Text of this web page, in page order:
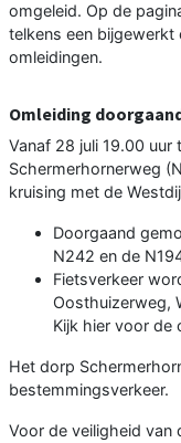
omgeleid. Op de
telkens een
omleidingen.
Omleiding
Vanaf 28 juli 19.00
Schermerhornerweg
kruising met de
Doorgaand
N242 en de
Fietsverkeer
Oosthuizerweg,
Kijk hier voor de
Het dorp
bestemmingsverkeer.
Voor de veiligheid van